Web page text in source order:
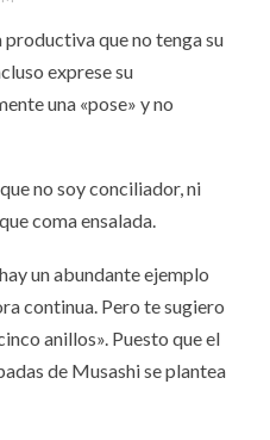
que no tenga su
exprese su
una «pose» y no
no soy conciliador, ni
coma ensalada.
un abundante ejemplo
continua. Pero te sugiero
anillos». Puesto que el
de Musashi se plantea